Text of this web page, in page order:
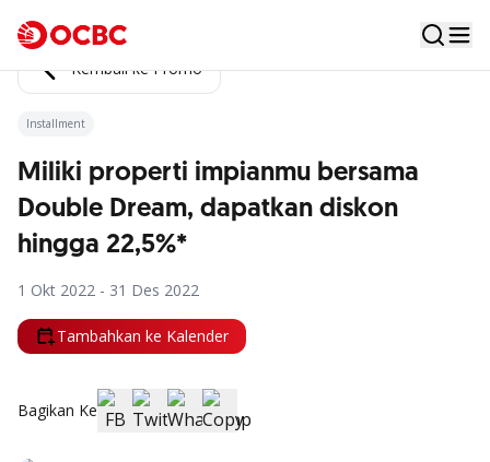
Kembali ke Promo
Installment
Miliki properti impianmu bersama
Double Dream, dapatkan diskon
hingga 22,5%*
1 Okt 2022 - 31 Des 2022
Tambahkan ke Kalender
Bagikan Ke